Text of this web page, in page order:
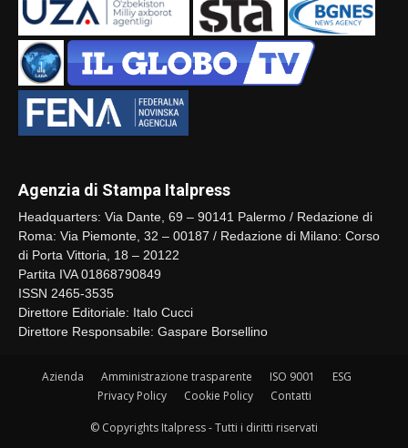
Agenzia di Stampa Italpress
Headquarters: Via Dante, 69 – 90141 Palermo / Redazione di
Roma: Via Piemonte, 32 – 00187 / Redazione di Milano: Corso
di Porta Vittoria, 18 – 20122
Partita IVA 01868790849
ISSN 2465-3535
Direttore Editoriale: Italo Cucci
Direttore Responsabile: Gaspare Borsellino
Azienda Amministrazione trasparente ISO 9001
ESG
Privacy Policy
Cookie Policy Contatti
© Copyrights Italpress - Tutti i diritti riservati